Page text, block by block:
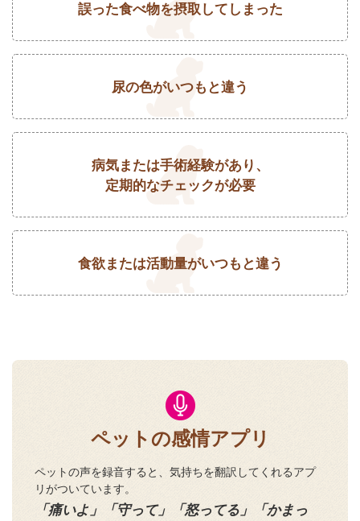
誤った食べ物を摂取してしまった
尿の色がいつもと違う
病気または手術経験があり、
定期的なチェックが必要
食欲または活動量がいつもと違う
ペットの感情アプリ
ペットの声を録音すると、気持ちを翻訳してくれるアプ
リがついています。
「痛いよ」「守って」「怒ってる」「かまっ